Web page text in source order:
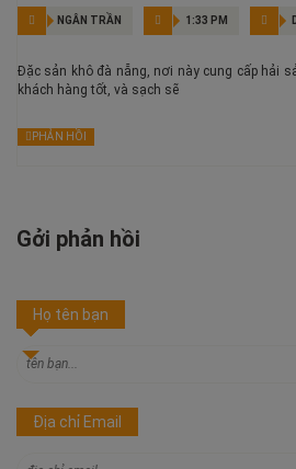
NGÂN TRẦN 1:33 PM
Đặc sản khô đà nẵng, nơi này cung cấp hải
khách hàng tốt, và sạch sẽ
PHẢN HỒI
Gởi phản hồi
Họ tên bạn
Địa chỉ Email